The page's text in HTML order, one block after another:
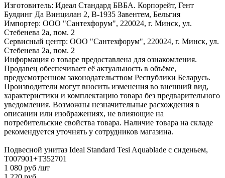
Изготовитель: Идеал Стандард БВБА. Корпорейт, Гент
Булдинг Да Винцилан 2, B-1935 Завентем, Бельгия
Импортер: ООО "Сантехфорум", 220024, г. Минск, ул.
Стебенева 2а, пом. 2
Сервисный центр: ООО "Сантехфорум", 220024, г. Минск, ул.
Стебенева 2а, пом. 2
Информация о товаре предоставлена для ознакомления.
Продавец обеспечивает её актуальность в объёме,
предусмотренном законодательством Республики Беларусь.
Производители могут вносить изменения во внешний вид,
характеристики и комплектацию товара без предварительного
уведомления. Возможны незначительные расхождения в
описании или изображениях, не влияющие на
потребительские свойства товара. Наличие товара на складе
рекомендуется уточнять у сотрудников магазина.
Подвесной унитаз Ideal Standard Tesi Aquablade с сиденьем,
T007901+T352701
1 080 руб /шт